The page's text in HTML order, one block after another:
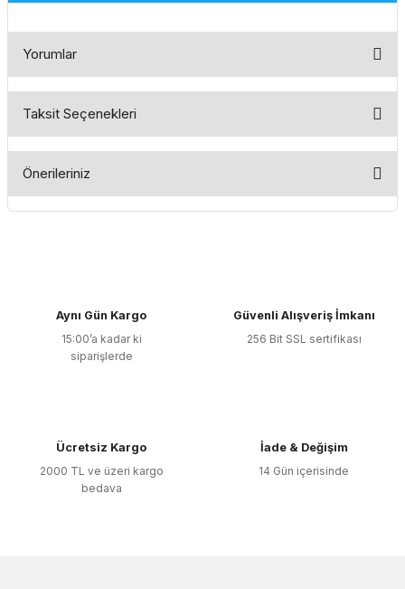
Yorumlar
Taksit Seçenekleri
Önerileriniz
Ürün resmi kalitesiz, bozuk veya görüntülenemiyor.
Ürün açıklamasında eksik bilgiler bulunuyor.
Ürün bilgilerinde hatalar bulunuyor.
Aynı Gün Kargo
15:00’a kadar ki
siparişlerde
Güvenli Alışveriş İmkanı
256 Bit SSL sertifikası
Ücretsiz Kargo
2000 TL ve üzeri kargo
bedava
İade & Değişim
14 Gün içerisinde